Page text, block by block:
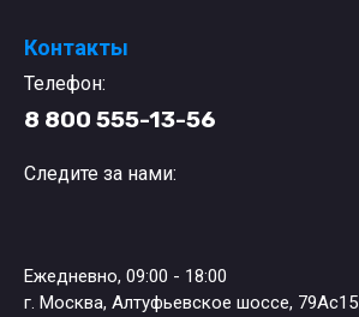
Контакты
Телефон:
8 800 555-13-56
Следите за нами:
Ежедневно, 09:00 - 18:00
г. Москва, Алтуфьевское шоссе, 79Ас15